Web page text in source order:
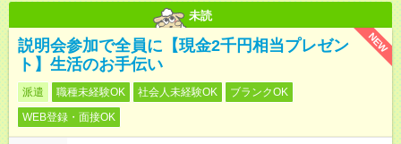
未読
NEW
説明会参加で全員に【現金2千円相当プレゼン
ト】生活のお手伝い
派遣 職種未経験OK 社会人未経験OK
ブランクOK
WEB登録・面接OK